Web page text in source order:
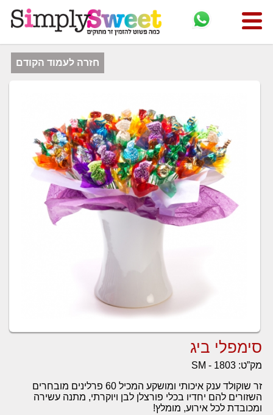
חזרה לעמוד הקודם
סימפלי ביג
מק”ט: SM - 1803
זר שוקולד ענק איכותי ומושקע המכיל 60 פרלינים מובחרים
השזורים להם יחדיו בכלי פורצלן לבן ויוקרתי, מתנה עשירה
ומכובדת לכל אירוע, מומלץ!